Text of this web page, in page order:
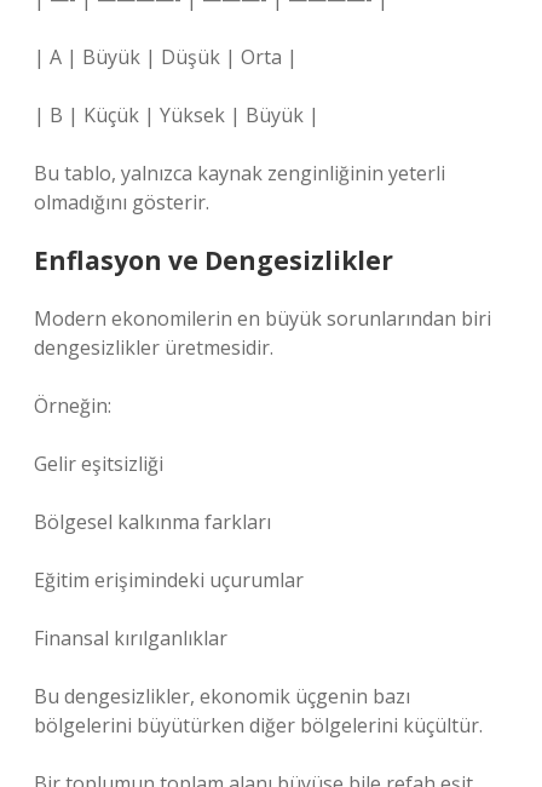
| A | Büyük | Düşük | Orta |
| B | Küçük | Yüksek | Büyük |
Bu tablo, yalnızca kaynak zenginliğinin yeterli
olmadığını gösterir.
Enflasyon ve Dengesizlikler
Modern ekonomilerin en büyük sorunlarından biri
dengesizlikler üretmesidir.
Örneğin:
Gelir eşitsizliği
Bölgesel kalkınma farkları
Eğitim erişimindeki uçurumlar
Finansal kırılganlıklar
Bu dengesizlikler, ekonomik üçgenin bazı
bölgelerini büyütürken diğer bölgelerini küçültür.